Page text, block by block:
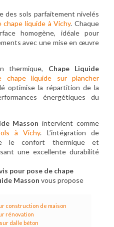
des sols parfaitement nivelés
liquide à Vichy. Chaque
homogène, idéale pour
avec une mise en œuvre
thermique, Chape Liquide
chape liquide sur plancher
optimise la répartition de la
énergétiques du
Masson intervient comme
à Vichy. L’intégration de
le confort thermique et
une excellente durabilité
pour pose de chape
Masson vous propose
construction de maison
rénovation
dalle béton